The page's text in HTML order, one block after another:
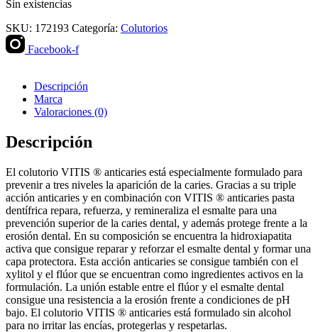
Sin existencias
SKU: 172193 Categoría: Colutorios
Facebook-f
Descripción
Marca
Valoraciones (0)
Descripción
El colutorio VITIS ® anticaries está especialmente formulado para
prevenir a tres niveles la aparición de la caries. Gracias a su triple
acción anticaries y en combinación con VITIS ® anticaries pasta
dentífrica repara, refuerza, y remineraliza el esmalte para una
prevención superior de la caries dental, y además protege frente a la
erosión dental. En su composición se encuentra la hidroxiapatita
activa que consigue reparar y reforzar el esmalte dental y formar una
capa protectora. Esta acción anticaries se consigue también con el
xylitol y el flúor que se encuentran como ingredientes activos en la
formulación. La unión estable entre el flúor y el esmalte dental
consigue una resistencia a la erosión frente a condiciones de pH
bajo. El colutorio VITIS ® anticaries está formulado sin alcohol
para no irritar las encías, protegerlas y respetarlas.